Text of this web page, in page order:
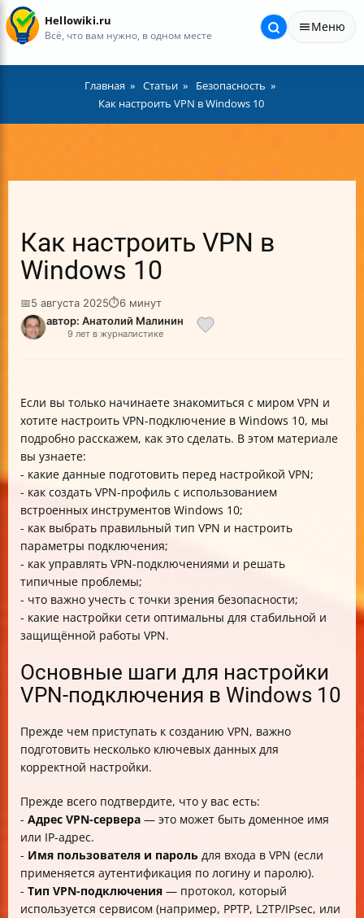
Hellowiki.ru
Всё, что вам нужно, в одном месте
Меню
Главная Статьи
Безопасность
Как настроить VPN в Windows 10
Как настроить VPN в
Windows 10
📅5 августа 2025⏱6 минут
автор: Анатолий Малинин
9 лет в журналистике
Если вы только начинаете знакомиться с миром VPN и
хотите настроить VPN-подключение в Windows 10, мы
подробно расскажем, как это сделать. В этом материале
вы узнаете:
- какие данные подготовить перед настройкой VPN;
- как создать VPN-профиль с использованием
встроенных инструментов Windows 10;
- как выбрать правильный тип VPN и настроить
параметры подключения;
- как управлять VPN-подключениями и решать
типичные проблемы;
- что важно учесть с точки зрения безопасности;
- какие настройки сети оптимальны для стабильной и
защищённой работы VPN.
Основные шаги для настройки
VPN-подключения в Windows 10
Прежде чем приступать к созданию VPN, важно
подготовить несколько ключевых данных для
корректной настройки.
Прежде всего подтвердите, что у вас есть:
- Адрес VPN-сервера — это может быть доменное имя
или IP-адрес.
- Имя пользователя и пароль для входа в VPN (если
применяется аутентификация по логину и паролю).
- Тип VPN-подключения — протокол, который
используется сервисом (например, PPTP, L2TP/IPsec, или